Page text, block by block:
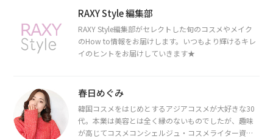
RAXY Style 編集部
RAXY Style編集部がセレクトした旬のコスメやメイク
のHow to情報をお届けします。いつもより輝けるキレ
イのヒントをお届けしていきます★
春日めぐみ
韓国コスメをはじめとするアジアコスメが大好きな30
代。本業は美容とは全く縁のないものでしたが、趣味
が高じてコスメコンシェルジュ・コスメライター資格